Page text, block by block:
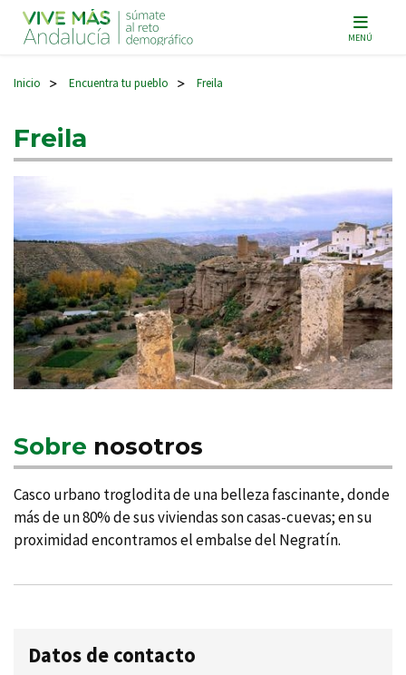
Navegación principal MENÚ
Inicio > Encuentra tu pueblo > Freila
Freila
Sobre nosotros
Casco urbano troglodita de una belleza fascinante, donde
más de un 80% de sus viviendas son casas-cuevas; en su
proximidad encontramos el embalse del Negratí­n.
Datos de contacto